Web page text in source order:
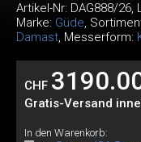
Artikel-Nr: DAG888/26,
Marke: Güde,
Damast, Messerform:
CHF
Gratis-Versand
In den Warenkorb: